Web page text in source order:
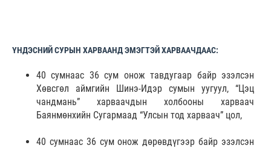
ҮНДЭСНИЙ СУРЫН ХАРВААНД ЭМЭГТЭЙ ХАРВААЧДААС:
40 сумнаас 36 сум онож тавдугаар байр эзэлсэн
Хөвсгөл аймгийн Шинэ-Идэр сумын уугуул, “Цэц
чандмань” харваачдын холбооны харваач
Баянмөнхийн Сугармаад “Улсын тод харваач” цол,
40 сумнаас 36 сум онож дөрөвдүгээр байр эзэлсэн